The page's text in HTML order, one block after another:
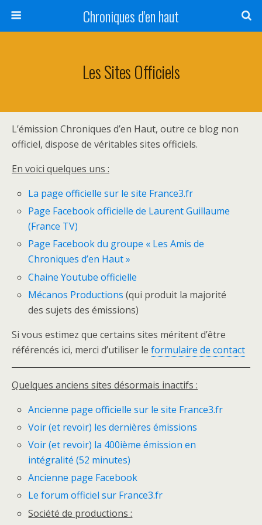
Chroniques d'en haut
Les Sites Officiels
L’émission Chroniques d’en Haut, outre ce blog non
officiel, dispose de véritables sites officiels.
En voici quelques uns :
La page officielle sur le site France3.fr
Page Facebook officielle de Laurent Guillaume
(France TV)
Page Facebook du groupe « Les Amis de
Chroniques d’en Haut »
Chaine Youtube officielle
Mécanos Productions (qui produit la majorité
des sujets des émissions)
Si vous estimez que certains sites méritent d’être
référencés ici, merci d’utiliser le formulaire de contact
Quelques anciens sites désormais inactifs :
Ancienne page officielle sur le site France3.fr
Voir (et revoir) les dernières émissions
Voir (et revoir) la 400ième émission en
intégralité (52 minutes)
Ancienne page Facebook
Le forum officiel sur France3.fr
Société de productions :